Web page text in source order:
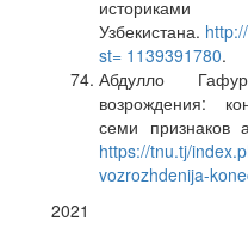
Узбекистана.
st= 1139391780.
Абдулло
возрождения:
семи признаков
https://tnu.tj/
vozrozhdenija-
2021